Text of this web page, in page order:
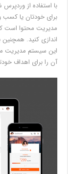
با استفاده از
برای خودتان یا کسب
مدیریت محتوا است
اندازی کنید. همچنین
این سیستم مدیریت
آن را برای اهداف